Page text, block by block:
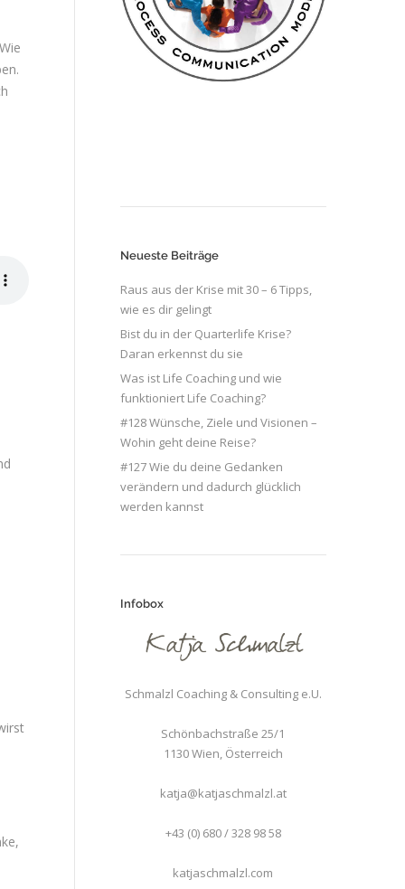
Neueste Beiträge
Raus aus der Krise mit 30 – 6 Tipps,
wie es dir gelingt
Bist du in der Quarterlife Krise?
Daran erkennst du sie
Was ist Life Coaching und wie
funktioniert Life Coaching?
#128 Wünsche, Ziele und Visionen –
Wohin geht deine Reise?
#127 Wie du deine Gedanken
verändern und dadurch glücklich
werden kannst
Infobox
Schmalzl Coaching & Consulting e.U.
Schönbachstraße 25/1
1130Wien, Österreich
katja@katjaschmalzl.at
+43 (0) 680 / 328 98 58
katjaschmalzl.com